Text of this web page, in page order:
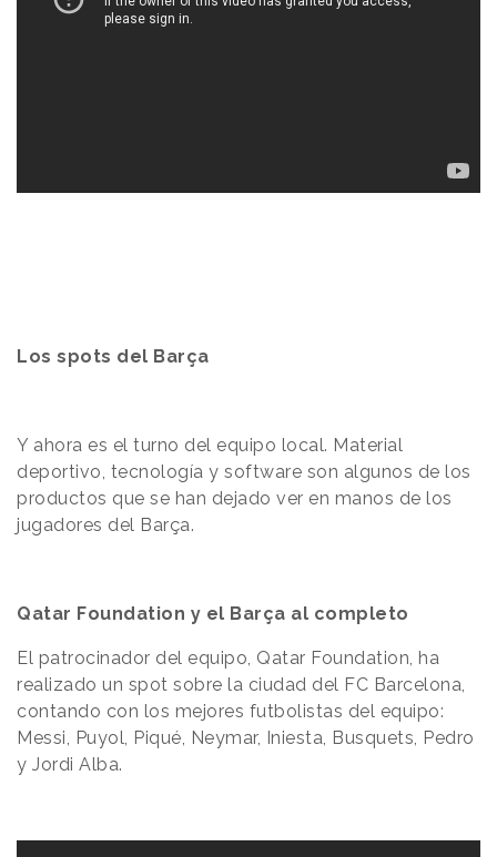
Los spots del Barça
Y ahora es el turno del equipo local. Material
deportivo, tecnología y software son algunos de los
productos que se han dejado ver en manos de los
jugadores del Barça.
Qatar Foundation y el Barça al completo
El patrocinador del equipo, Qatar Foundation, ha
realizado un spot sobre la ciudad del FC Barcelona,
contando con los mejores futbolistas del equipo:
Messi, Puyol, Piqué, Neymar, Iniesta, Busquets, Pedro
y Jordi Alba.